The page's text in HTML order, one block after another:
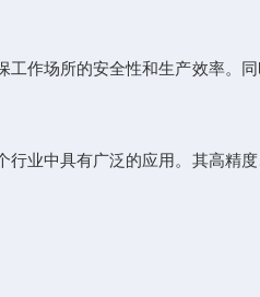
作场所的安全性和生产效率。
业中具有广泛的应用。其高精